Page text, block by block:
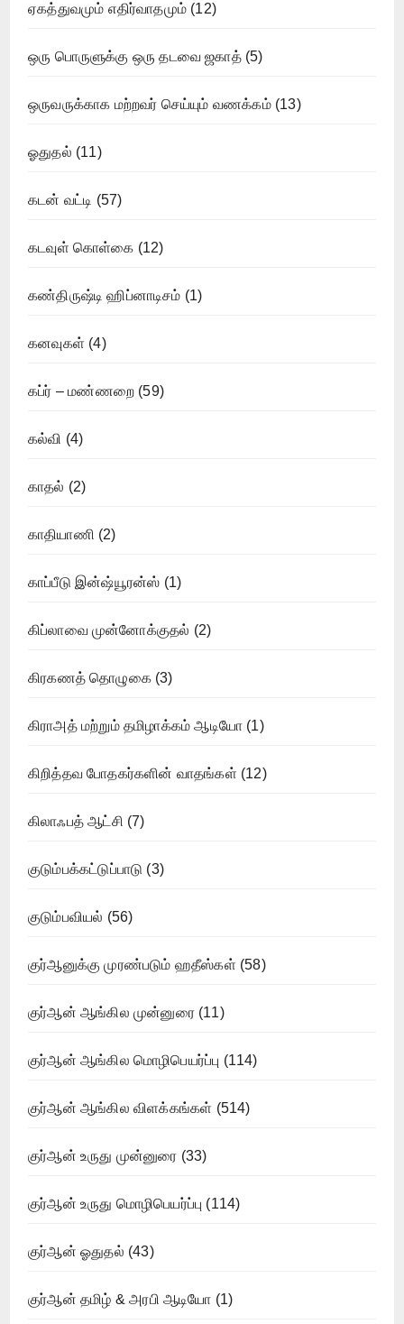
ஏகத்துவமும் எதிர்வாதமும் (12)
ஒரு பொருளுக்கு ஒரு தடவை ஜகாத்(5)
ஒருவருக்காக மற்றவர் செய்யும் வணக்கம்(13)
ஓதுதல் (11)
கடன் வட்டி (57)
கடவுள் கொள்கை (12)
கண்திருஷ்டி ஹிப்னாடிசம் (1)
கனவுகள் (4)
கப்ர் – மண்ணறை (59)
கல்வி (4)
காதல் (2)
காதியாணி (2)
காப்பீடு இன்ஷ்யூரன்ஸ் (1)
கிப்லாவை முன்னோக்குதல் (2)
கிரகணத் தொழுகை(3)
கிராஅத் மற்றும் தமிழாக்கம் ஆடியோ (1)
கிறித்தவ போதகர்களின் வாதங்கள் (12)
கிலாஃபத் ஆட்சி (7)
குடும்பக்கட்டுப்பாடு (3)
குடும்பவியல் (56)
குர்ஆனுக்கு முரண்படும் ஹதீஸ்கள் (58)
குர்ஆன் ஆங்கில முன்னுரை(11)
குர்ஆன் ஆங்கில மொழிபெயர்ப்பு (114)
குர்ஆன் ஆங்கில விளக்கங்கள் (514)
குர்ஆன் உருது முன்னுரை (33)
குர்ஆன் உருது மொழிபெயர்ப்பு (114)
குர்ஆன் ஓதுதல் (43)
குர்ஆன் தமிழ் & அரபி ஆடியோ (1)